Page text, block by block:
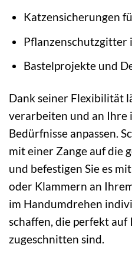
Katzensicherungen
Pflanzenschutzgitter
Bastelprojekte und
Dank seiner Flexibilität
verarbeiten und an Ihre
Bedürfnisse anpassen.
mit einer Zange auf die
und befestigen Sie es
oder Klammern an
im Handumdrehen
schaffen, die perfekt
zugeschnitten sind.